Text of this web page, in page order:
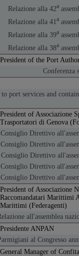
Relazione alla 42a
Relazione alla 41a
Relazione alla 39a
Relazione alla 38a
President of the Port
Conferenza
port services and
President of Associazione
Trasportatori di Genova
Direttivo
Direttivo
Direttivo
Direttivo
Direttivo
President of Associazione
Raccomandatari Marittimi
Marittimi (Federagenti)
all'assemblea
Presidente ANPAN
al Congresso
General Manager of